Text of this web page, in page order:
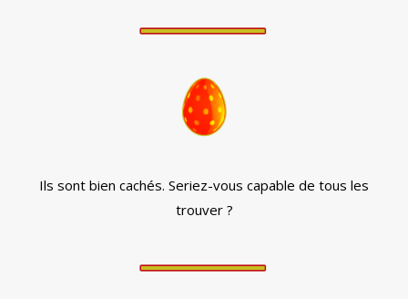
Ils sont bien cachés. Seriez-vous capable de tous les
trouver ?